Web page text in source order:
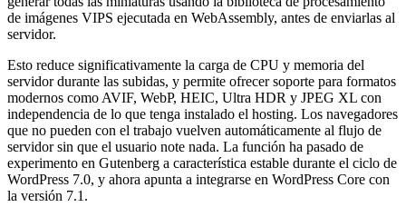
de imágenes VIPS ejecutada en WebAssembly, antes de enviarlas al
servidor.
Esto reduce significativamente la carga de CPU y memoria del
servidor durante las subidas, y permite ofrecer soporte para formatos
modernos como AVIF, WebP, HEIC, Ultra HDR y JPEG XL con
independencia de lo que tenga instalado el hosting. Los navegadores
que no pueden con el trabajo vuelven automáticamente al flujo de
servidor sin que el usuario note nada. La función ha pasado de
experimento en Gutenberg a característica estable durante el ciclo de
WordPress 7.0, y ahora apunta a integrarse en WordPress Core con
la versión 7.1.